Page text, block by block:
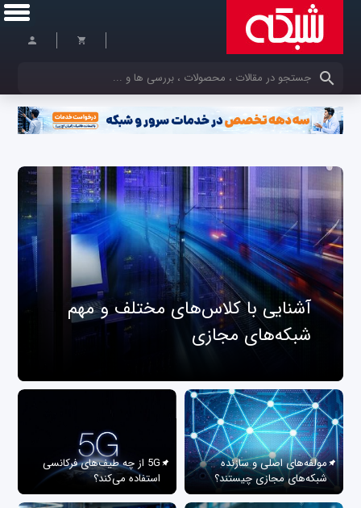
کلمات کلیدی خود را وارد کنید
آشنایی با کلاس‌های مختلف و مهم
شبکه‌های مجازی
مولفه‌های اصلی و سازنده
شبکه‌های مجازی چیستند؟
5G از چه طیف‌های فرکانسی
استفاده می‌کند؟